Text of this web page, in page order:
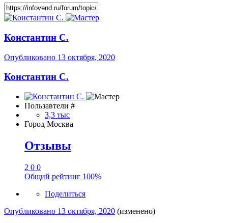
Константин С.
Опубликовано 13 октября, 2020
Константин С.
Пользавтели #
3,3 тыс
Город Москва
Отзывы
2 0 0
Общий рейтинг 100%
Поделиться
Опубликовано 13 октября, 2020 (изменено)